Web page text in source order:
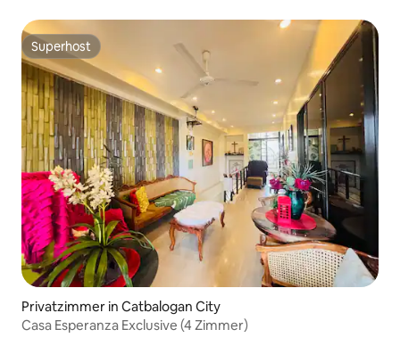
Superhost
Superhost
Privatzimmer in Catbalogan City
Casa Esperanza Exclusive (4 Zimmer)